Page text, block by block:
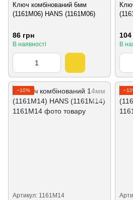
Ключ комбінований 6мм
(1161M06) HANS (1161М06)
86 грн
В наявності
104
В
−10%
Артикул: 1161М14